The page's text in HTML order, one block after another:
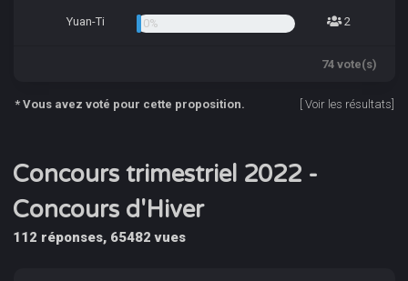
Yuan-Ti 2.70% 2
74 vote(s)
* Vous avez voté pour cette proposition. Voir les résultats
Concours trimestriel 2022 -
Concours d'Hiver
112 réponses, 65482 vues